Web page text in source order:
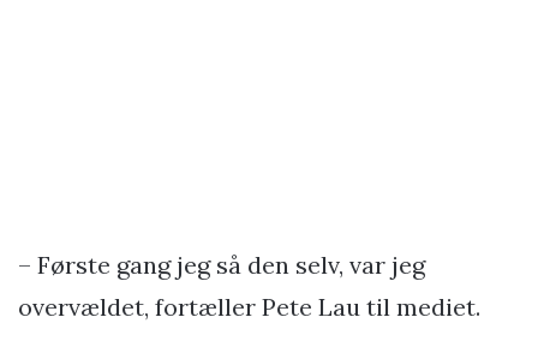
– Første gang jeg så den selv, var jeg
overvældet, fortæller Pete Lau til mediet.